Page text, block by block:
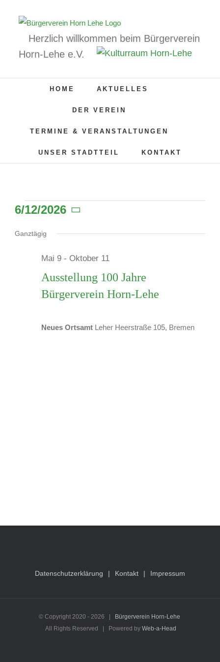
Herzlich willkommen beim Bürgerverein
Horn-Lehe e.V.
HOME AKTUELLES
DER VEREIN
TERMINE & VERANSTALTUNGEN
UNSER STADTTEIL KONTAKT
Veranstaltungen
für
12.
6/12/2026
wählen.
Ganztägig
Ausstellung 100 Jahre
Bürgerverein Horn-Lehe
Mai 9 - Oktober 11
Neues Ortsamt Leher Heerstraße 105, Bremen
Datenschutzerklärung Kontakt Impressum
© Copyright 2020 - 2026 |
Bürgerverein Horn-Lehe
All Rights Reserved | Powered by Web-a-Head